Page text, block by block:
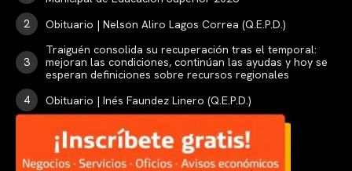
Obituario | Nelson Aliro Lagos Correa (Q.E.P.D.)
Traiguén consolida su recuperación tras el temporal:
mejoran las condiciones, continúan las ayudas y hoy se
esperan definiciones sobre recursos regionales
Obituario | Inés Faundez Linero (Q.E.P.D.)